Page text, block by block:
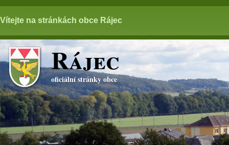
Vítejte na stránkách obce Rájec
Rájec
oficiální stránky obce